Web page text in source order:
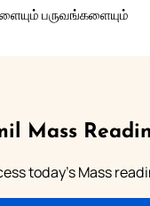
பருவங்களையும்
Mass
today's Mass